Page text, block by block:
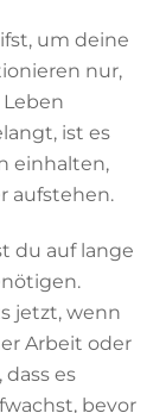
um deine
nur,
ist es
einhalten,
aufstehen.
du auf lange
jetzt, wenn
Arbeit oder
es
bevor